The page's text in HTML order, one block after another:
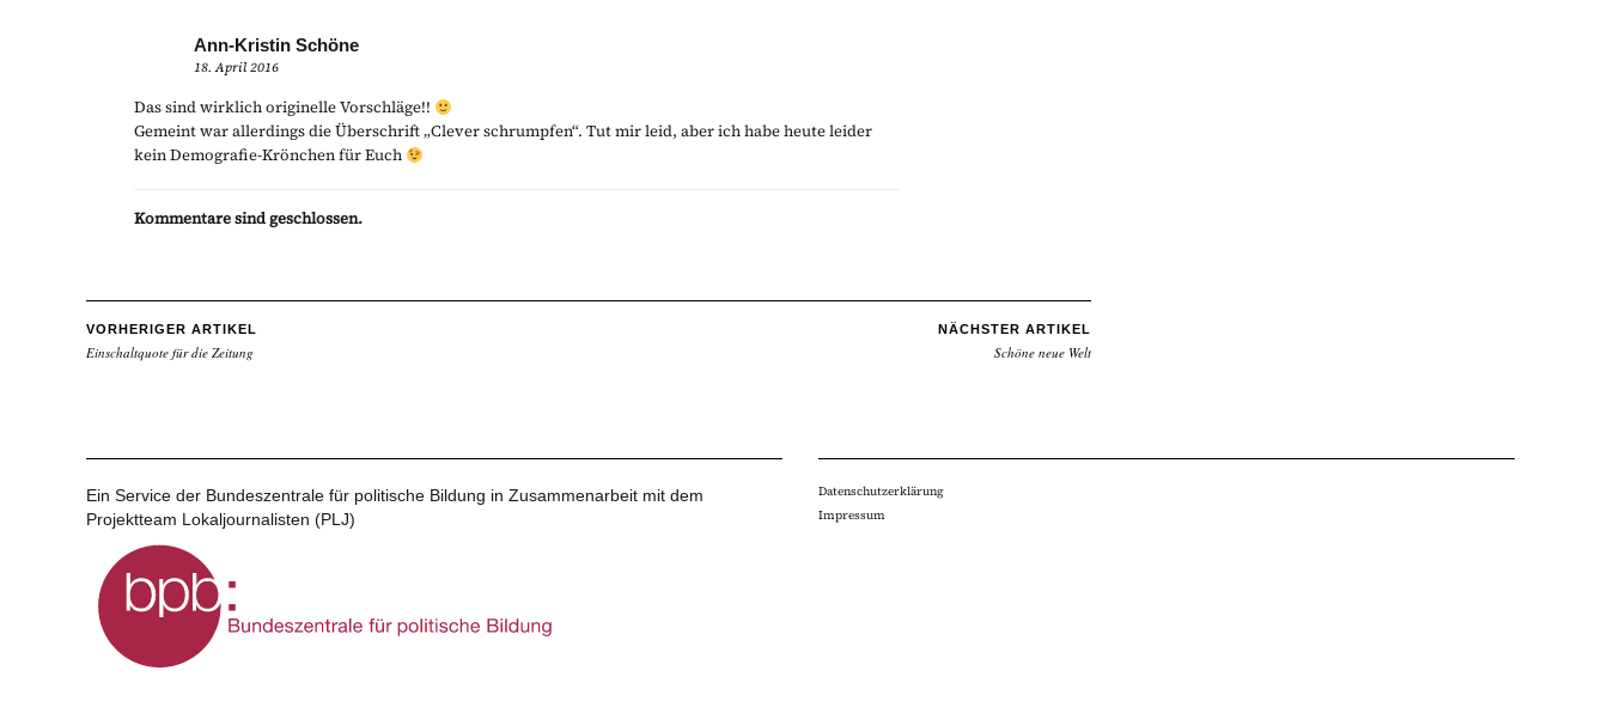
Ann-Kristin Schöne
18. April 2016
Das sind wirklich originelle Vorschläge!!
Gemeint war allerdings die Überschrift „Clever schrumpfen“. Tut mir leid, aber ich habe heute leider
kein Demografie-Krönchen für Euch
Kommentare sind geschlossen.
VORHERIGER ARTIKEL
Einschaltquote für die Zeitung
NÄCHSTER ARTIKEL
Schöne neue Welt
Ein Service der Bundeszentrale für politische Bildung in Zusammenarbeit mit dem
Projektteam Lokaljournalisten (PLJ)
Datenschutzerklärung
Impressum